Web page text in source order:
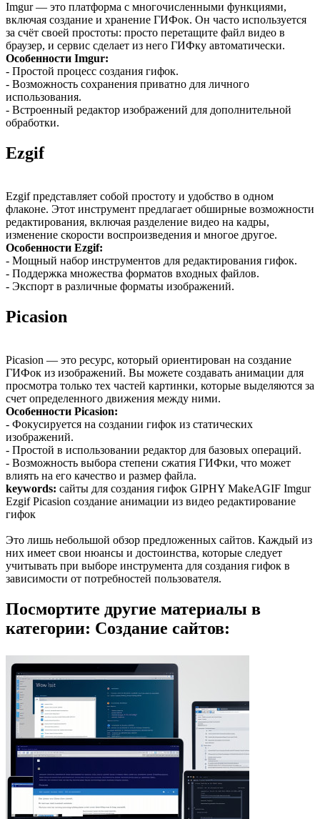
Imgur — это платформа с многочисленными функциями,
включая создание и хранение ГИФок. Он часто используется
за счёт своей простоты: просто перетащите файл видео в
браузер, и сервис сделает из него ГИФку автоматически.
Особенности Imgur:
- Простой процесс создания гифок.
- Возможность сохранения приватно для личного
использования.
- Встроенный редактор изображений для дополнительной
обработки.
Ezgif
Ezgif представляет собой простоту и удобство в одном
флаконе. Этот инструмент предлагает обширные возможности
редактирования, включая разделение видео на кадры,
изменение скорости воспроизведения и многое другое.
Особенности Ezgif:
- Мощный набор инструментов для редактирования гифок.
- Поддержка множества форматов входных файлов.
- Экспорт в различные форматы изображений.
Picasion
Picasion — это ресурс, который ориентирован на создание
ГИФок из изображений. Вы можете создавать анимации для
просмотра только тех частей картинки, которые выделяются за
счет определенного движения между ними.
Особенности Picasion:
- Фокусируется на создании гифок из статических
изображений.
- Простой в использовании редактор для базовых операций.
- Возможность выбора степени сжатия ГИФки, что может
влиять на его качество и размер файла.
keywords: сайты для создания гифок GIPHY MakeAGIF Imgur
Ezgif Picasion создание анимации из видео редактирование
гифок
Это лишь небольшой обзор предложенных сайтов. Каждый из
них имеет свои нюансы и достоинства, которые следует
учитывать при выборе инструмента для создания гифок в
зависимости от потребностей пользователя.
Посмортите другие материалы в
категории: Создание сайтов: